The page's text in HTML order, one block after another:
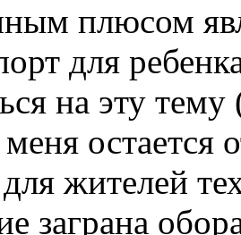
плюсом
для
на эту
жителей
заграна